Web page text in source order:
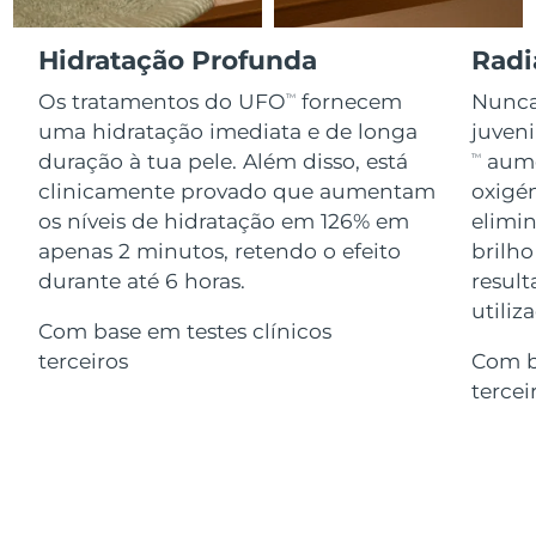
Hidratação Profunda
Os tratamentos do UFOTM
fornecem
uma hidratação imediata e de longa
duração à tua pele. Além disso, está
clinicamente provado que aumentam
os níveis de hidratação em 126% em
apenas 2 minutos, retendo o efeito
durante até 6 horas.
Com base em testes clínicos
terceiros
TM
brilho
Com
Advanced pore care essentials
Serum
issa™ Teeth Whitening Gel
18% PAP
Cosméticos Homens
Comprar todos
SOBRE
Israel Entrega prevista 15/08/2026
Itália Entrega prevista 11/08/2026
Japão Entrega prevista 14/08/2026
Jersey Entrega prevista 16/08/2026
Cazaquistão 13/08/2026
Kuwait Entrega prevista
11/08/2026